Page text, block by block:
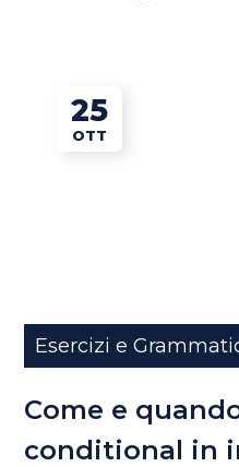
25
OTT
Esercizi e
Come e
conditional in